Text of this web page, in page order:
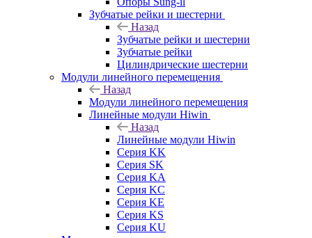
Зубчатые рейки и шестерни
Назад
Зубчатые рейки и шестерни
Зубчатые рейки
Цилиндрические шестерни
Модули линейного перемещения
Назад
Модули линейного перемещения
Линейные модули Hiwin
Назад
Линейные модули Hiwin
Серия KK
Серия SK
Серия KA
Серия KC
Серия KE
Серия KS
Серия KU